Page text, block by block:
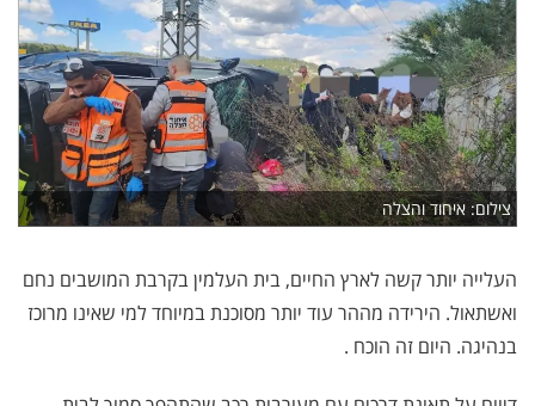
צילום: איחוד והצלה
העלייה יותר קשה לארץ החיים, בית העלמין בקרבת המושבים נחם
ואשתאול. הירידה מההר עוד יותר מסוכנת במיוחד למי שאינו מרוכז
בנהיגה. היום זה הוכח .